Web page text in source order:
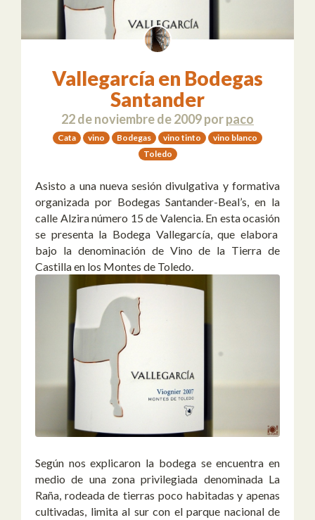
Vallegarcía en Bodegas
Santander
22 de noviembre de 2009porpaco
Cata vino Bodegas vino tinto
vino blanco
Toledo
Asisto a una nueva sesión divulgativa y formativa
organizada por Bodegas Santander-Beal’s, en la
calle Alzira número 15 de Valencia. En esta ocasión
se presenta la Bodega Vallegarcía, que elabora
bajo la denominación de Vino de la Tierra de
Castilla en los Montes de Toledo.
Según nos explicaron la bodega se encuentra en
medio de una zona privilegiada denominada La
Raña, rodeada de tierras poco habitadas y apenas
cultivadas, limita al sur con el parque nacional de